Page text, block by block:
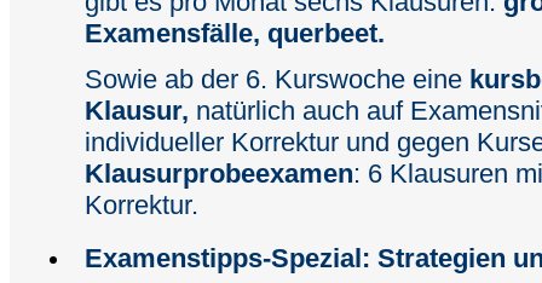
Examensfälle, querbeet.
Sowie ab der 6. Kurswoche eine
Klausur, natürlich auch auf
individueller Korrektur und gegen
Klausurprobeexamen: 6 Klausuren
Korrektur.
Examenstipps-Spezial: Strategien